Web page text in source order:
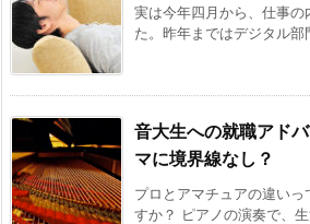
実は今年四月から、仕事の
た。昨年まではデジタル部
音大生への就職アド
マに境界線なし？
プロとアマチュアの違いっ
すか？ ピアノの演奏で、